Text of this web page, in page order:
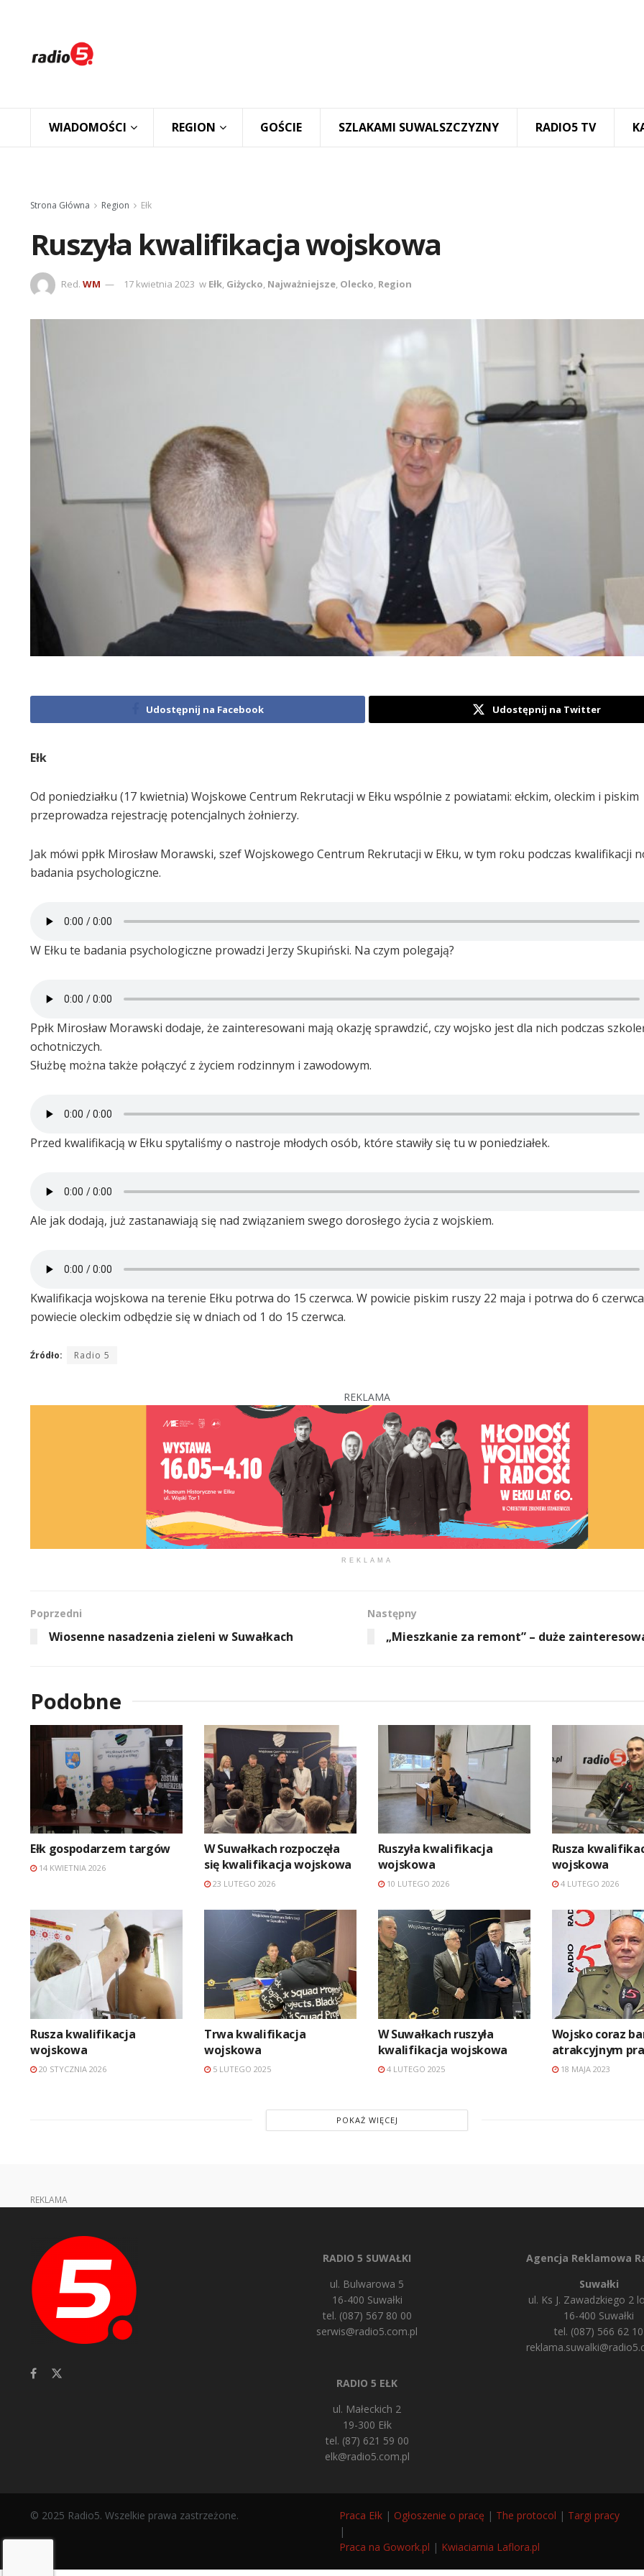
WIADOMOŚCI REGION GOŚCIE SZLAKAMI SUWALSZCZYZNY RADIO5 TV
Strona Główna Region Ełk
Ruszyła kwalifikacja wojskowa
Red. WM 17 kwietnia 2023 w Ełk, Giżycko, Najważniejsze, Olecko, Region
Udostępnij na Facebook Udostępnij na Twitter
Ełk
Od poniedziałku (17 kwietnia) Wojskowe Centrum Rekrutacji w Ełku wspólnie z powiatami: ełckim, oleckim i piskim
przeprowadza rejestrację potencjalnych żołnierzy.
Jak mówi ppłk Mirosław Morawski, szef Wojskowego Centrum Rekrutacji w Ełku, w tym roku podczas kwalifikacji
badania psychologiczne.
W Ełku te badania psychologiczne prowadzi Jerzy Skupiński. Na czym polegają?
Ppłk Mirosław Morawski dodaje, że zainteresowani mają okazję sprawdzić, czy wojsko jest dla nich podczas
ochotniczych.
Służbę można także połączyć z życiem rodzinnym i zawodowym.
Przed kwalifikacją w Ełku spytaliśmy o nastroje młodych osób, które stawiły się tu w poniedziałek.
Ale jak dodają, już zastanawiają się nad związaniem swego dorosłego życia z wojskiem.
Kwalifikacja wojskowa na terenie Ełku potrwa do 15 czerwca. W powicie piskim ruszy 22 maja i potrwa do 6
powiecie oleckim odbędzie się w dniach od 1 do 15 czerwca.
Źródło: Radio 5
REKLAMA
REKLAMA
Poprzedni
Wiosenne nasadzenia zieleni w Suwałkach
Następny
„Mieszkanie za remont” – duże
Podobne
Ełk gospodarzem targów
14 KWIETNIA 2026
W Suwałkach rozpoczęła
się kwalifikacja wojskowa
23 LUTEGO 2026
Ruszyła kwalifikacja
wojskowa
10 LUTEGO 2026
Rusza
wojskowa
4 LUTEGO 2026
Rusza kwalifikacja
wojskowa
20 STYCZNIA 2026
Trwa kwalifikacja
wojskowa
5 LUTEGO 2025
W Suwałkach ruszyła
kwalifikacja wojskowa
4 LUTEGO 2025
Wojsko coraz
atrakcyjnym
18 MAJA 2023
POKAŻ WIĘCEJ
REKLAMA
RADIO 5 SUWAŁKI
ul. Bulwarowa 5
16-400 Suwałki
tel. (087) 567 80 00
serwis@radio5.com.pl
RADIO 5 EŁK
ul. Małeckich 2
19-300 Ełk
tel. (87) 621 59 00
elk@radio5.com.pl
Agencja Reklamowa
Suwałki
ul. Ks J. Zawadzkiego 2
16-400 Suwałki
tel. (087) 566 62 10
© 2025 Radio5. Wszelkie prawa zastrzeżone. Praca Ełk | Ogłoszenie o pracę | The protocol | Targi pracy
|
Praca na Gowork.pl | Kwiaciarnia Laflora.pl